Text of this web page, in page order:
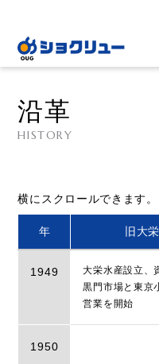
沿革
HISTORY
トップ 企業情報 沿革
年 旧大
1949
大栄水産設立、
黒門市場と東京
営業を開始
1950